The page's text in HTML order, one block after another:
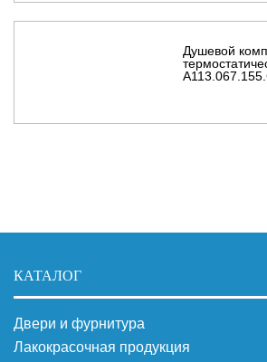
Душевой
КАТАЛОГ
Двери и фурнитура
Лакокрасочная продукция